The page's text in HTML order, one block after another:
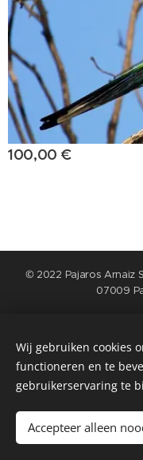
100,00 €
© 2022 Pajaros Arnaiz
07009
Nederlands
Wij gebruiken cookies
functioneren en te
gebruikerservaring te
Accepteer alleen